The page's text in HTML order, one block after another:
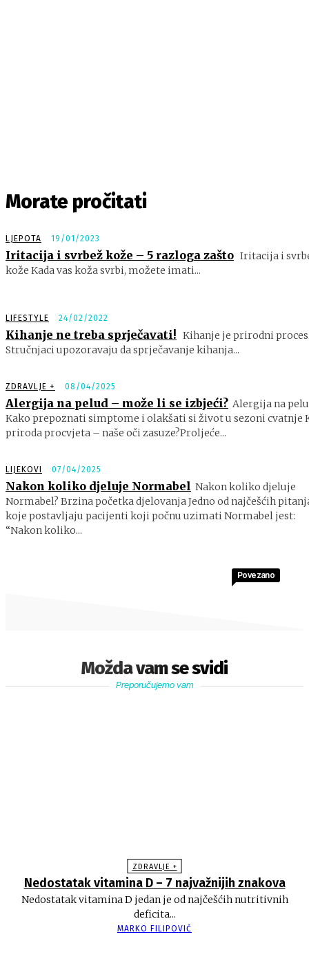
Morate pročitati
LJEPOTA 19/01/2023
Iritacija i svrbež kože – 5 razloga zašto Iritacija i
kože Kada vas koža svrbi, možete imati...
LIFESTYLE 24/02/2022
Kihanje ne treba sprječavati! Kihanje je prirodni
Stručnjaci upozoravaju da sprječavanje kihanja...
ZDRAVLJE + 08/04/2025
Alergija na pelud – može li se izbjeći? Alergija na
Kako prepoznati simptome i olakšati si život u sezoni cvatnje
priroda procvjeta – naše oči zasuze?Proljeće...
LIJEKOVI 07/04/2025
Nakon koliko djeluje Normabel Nakon koliko djeluje
Normabel? Brzina početka djelovanja Jedno od najčešćih
koje postavljaju pacijenti koji počnu uzimati Normabel jest:
“Nakon koliko...
Možda vam se svidi
Povezano
Preporučujemo vam
ZDRAVLJE +
Nedostatak vitamina D – 7 najvažnijih znakova
Nedostatak vitamina D jedan je od najčešćih nutritivnih
deficita...
MARKO FILIPOVIĆ